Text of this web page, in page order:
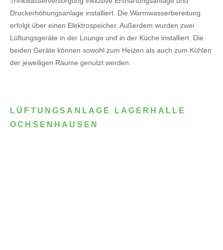
Druckerhöhungsanlage installiert. Die Warmwasserbereitung
erfolgt über einen Elektrospeicher. Außerdem wurden zwei
Lüftungsgeräte in der Lounge und in der Küche installiert. Die
beiden Geräte können sowohl zum Heizen als auch zum Kühlen
der jeweiligen Räume genutzt werden.
LÜFTUNGSANLAGE LAGERHALLE
OCHSENHAUSEN